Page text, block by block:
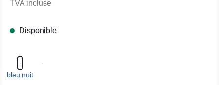
TVA incluse
Disponible
bleu nuit